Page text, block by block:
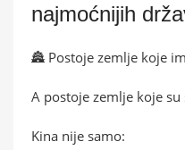
najmoćnijih
🏯 Postoje zemlje koje
A postoje zemlje koje
Kina nije samo: